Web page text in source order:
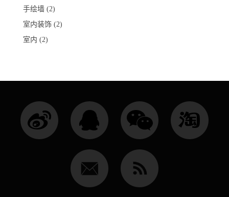
手绘墙 (2)
室内装饰 (2)
室内 (2)